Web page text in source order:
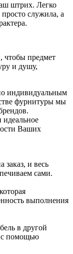
штрих. Легко
служила, а
чтобы предмет
и душу,
индивидуальным
фурнитуры мы
Ваших
заказ, и весь
сами.
выполнения
в другой
с помощью